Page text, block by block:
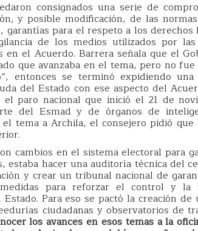
consignados una serie de
y posible modificación, de las
garantías para el respeto a los
de los medios utilizados por
en el Acuerdo. Barrera señala que el
que avanzaba en el tema, pero no
entonces se terminó expidiendo
del Estado con ese aspecto del
el paro nacional que inició el 21 de
del Esmad y de órganos de
tema a Archila, el consejero pidió
cambios en el sistema electoral para
estaba hacer una auditoría técnica del
y crear un tribunal nacional de
para reforzar el control y la
Para eso se pactó la creación
ciudadanas y observatorios de
los avances en esos temas a la